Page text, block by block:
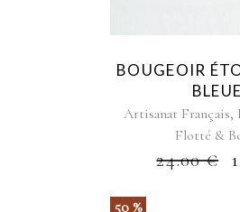
BOUGEOIR
Artisanat Français,
Flotté &
24.00€
50 %